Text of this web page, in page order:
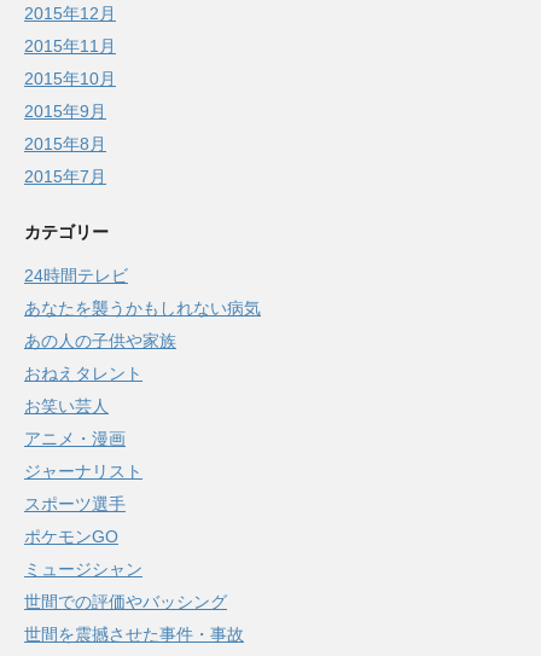
2015年12月
2015年11月
2015年10月
2015年9月
2015年8月
2015年7月
カテゴリー
24時間テレビ
あなたを襲うかもしれない病気
あの人の子供や家族
おねえタレント
お笑い芸人
アニメ・漫画
ジャーナリスト
スポーツ選手
ポケモンGO
ミュージシャン
世間での評価やバッシング
世間を震撼させた事件・事故